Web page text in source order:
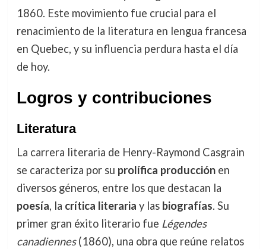
1860. Este movimiento fue crucial para el
renacimiento de la literatura en lengua francesa
en Quebec, y su influencia perdura hasta el día
de hoy.
Logros y contribuciones
Literatura
La carrera literaria de Henry-Raymond Casgrain
se caracteriza por su prolífica producciónen
diversos géneros, entre los que destacan la
poesía, la crítica literaria y las biografías. Su
primer gran éxito literario fue Légendes
canadiennes(1860), una obra que reúne relatos